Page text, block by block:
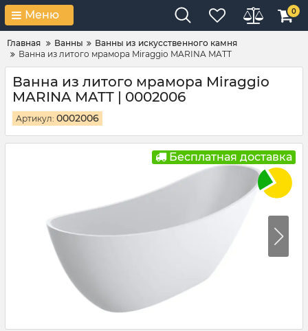
Меню 0
Главная Ванны
Ванны из искусственного камня
Ванна из литого мрамора Miraggio MARINA MATT
Ванна из литого мрамора Miraggio
MARINA MATT | 0002006
Артикул: 0002006
Бесплатная доставка